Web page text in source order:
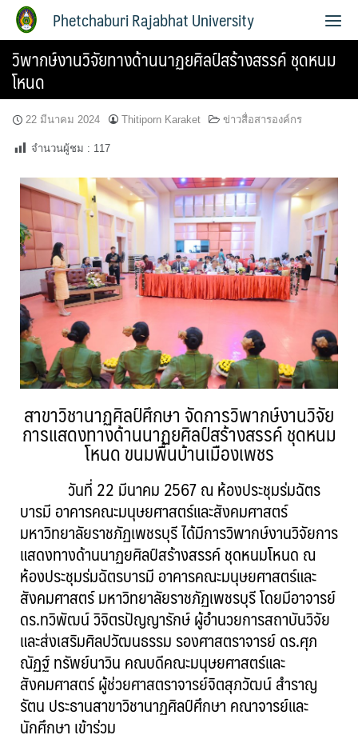
Phetchaburi Rajabhat University
วิพากษ์งานวิจัยทางด้านนาฏยศิลป์สร้างสรรค์ ชุดหนม
โหนด
22 มีนาคม 2024 Thitiporn Karaket ข่าวสื่อสารองค์กร
จำนวนผู้ชม : 117
สาขาวิชานาฏศิลป์ศึกษา จัดการวิพากษ์งานวิจัย
การแสดงทางด้านนาฏยศิลป์สร้างสรรค์ ชุดหนม
โหนด ขนมพื้นบ้านเมืองเพชร
วันที่ 22 มีนาคม 2567 ณ ห้องประชุมร่มฉัตร
บารมี อาคารคณะมนุษยศาสตร์และสังคมศาสตร์
มหาวิทยาลัยราชภัฏเพชรบุรี ได้มีการวิพากษ์งานวิจัยการ
แสดงทางด้านนาฏยศิลป์สร้างสรรค์ ชุดหนมโหนด ณ
ห้องประชุมร่มฉัตรบารมี อาคารคณะมนุษยศาสตร์และ
สังคมศาสตร์ มหาวิทยาลัยราชภัฏเพชรบุรี โดยมีอาจารย์
ดร.ทวิพัฒน์ วิจิตรปัญญารักษ์ ผู้อำนวยการสถาบันวิจัย
และส่งเสริมศิลปวัฒนธรรม รองศาสตราจารย์ ดร.ศุภ
ณัฏฐ์ ทรัพย์นาวิน คณบดีคณะมนุษยศาสตร์และ
สังคมศาสตร์ ผู้ช่วยศาสตราจารย์จิตสุภวัฒน์ สำราญ
รัตน ประธานสาขาวิชานาฏศิลป์ศึกษา คณาจารย์และ
นักศึกษา เข้าร่วม